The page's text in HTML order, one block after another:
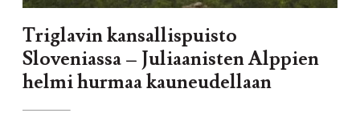
Triglavin kansallispuisto
Sloveniassa – Juliaanisten Alppien
helmi hurmaa kauneudellaan